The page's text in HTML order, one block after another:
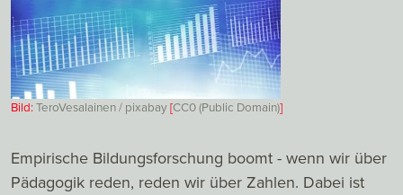
Bild:TeroVesalainen / pixabay[CC0 (Public Domain)]
Empirische Bildungsforschung boomt - wenn wir über
Pädagogik reden, reden wir über Zahlen. Dabei ist